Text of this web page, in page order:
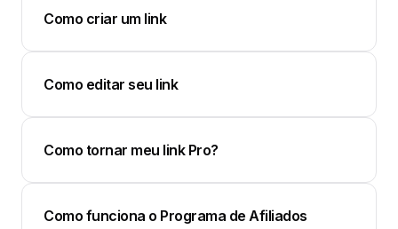
Como criar um link
Como editar seu link
Como tornar meu link Pro?
Como funciona o Programa de Afiliados